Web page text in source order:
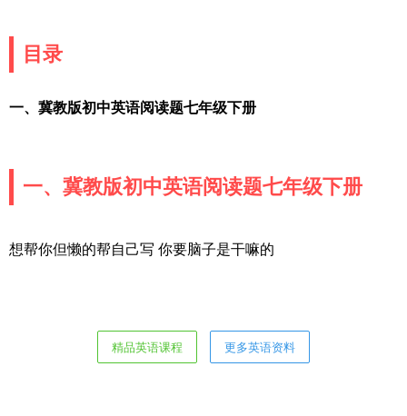
目录
一、冀教版初中英语阅读题七年级下册
一、冀教版初中英语阅读题七年级下册
想帮你但懒的帮自己写 你要脑子是干嘛的
精品英语课程 更多英语资料